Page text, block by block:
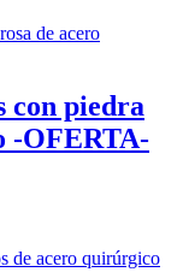
con piedra
-OFERTA-